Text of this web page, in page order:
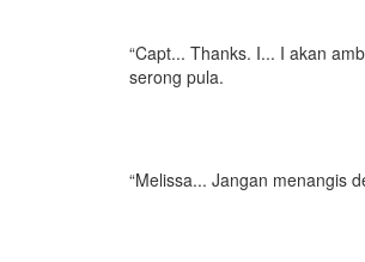
“Capt... Thanks. I... I akan
serong pula.
“Melissa... Jangan menangis